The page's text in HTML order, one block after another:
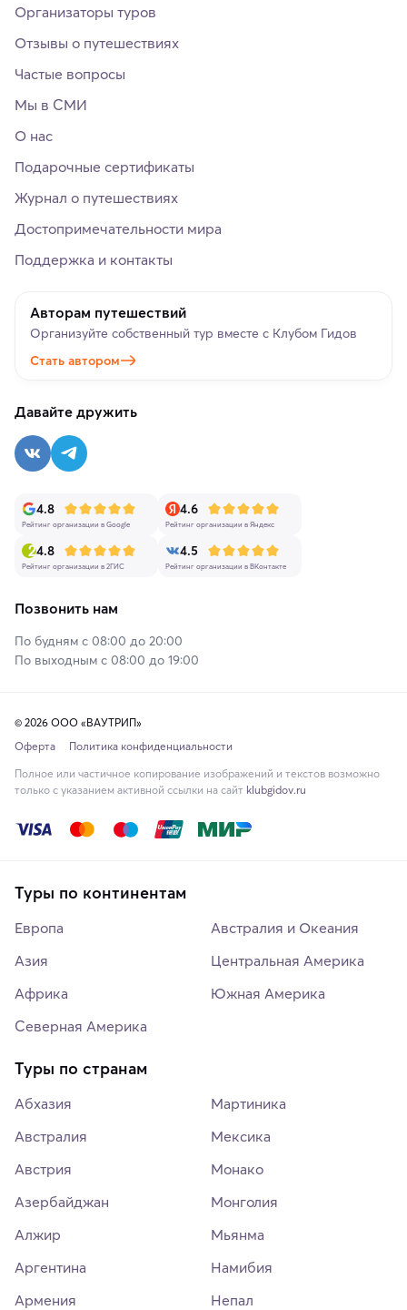
Организаторы туров
Отзывы о путешествиях
Частые вопросы
Мы в СМИ
О нас
Подарочные сертификаты
Журнал о путешествиях
Достопримечательности мира
Поддержка и контакты
Авторам путешествий
Организуйте собственный тур вместе с Клубом Гидов
Стать автором
Давайте дружить
4.8
Рейтинг организации в Google
4.6
Рейтинг организации в Яндекс
4.8
Рейтинг организации в 2ГИС
4.5
Рейтинг организации в ВКонтакте
Позвонить нам
По будням с 08:00 до 20:00
По выходным с 08:00 до 19:00
© 2026 ООО «ВАУТРИП»
Оферта
Политика конфиденциальности
Полное или частичное копирование изображений и текстов возможно
только с указанием активной ссылки на сайт klubgidov.ru
Туры по континентам
Европа
Азия
Африка
Северная Америка
Австралия и Океания
Центральная Америка
Южная Америка
Туры по странам
Абхазия
Австралия
Австрия
Азербайджан
Алжир
Аргентина
Армения
Мартиника
Мексика
Монако
Монголия
Мьянма
Намибия
Непал